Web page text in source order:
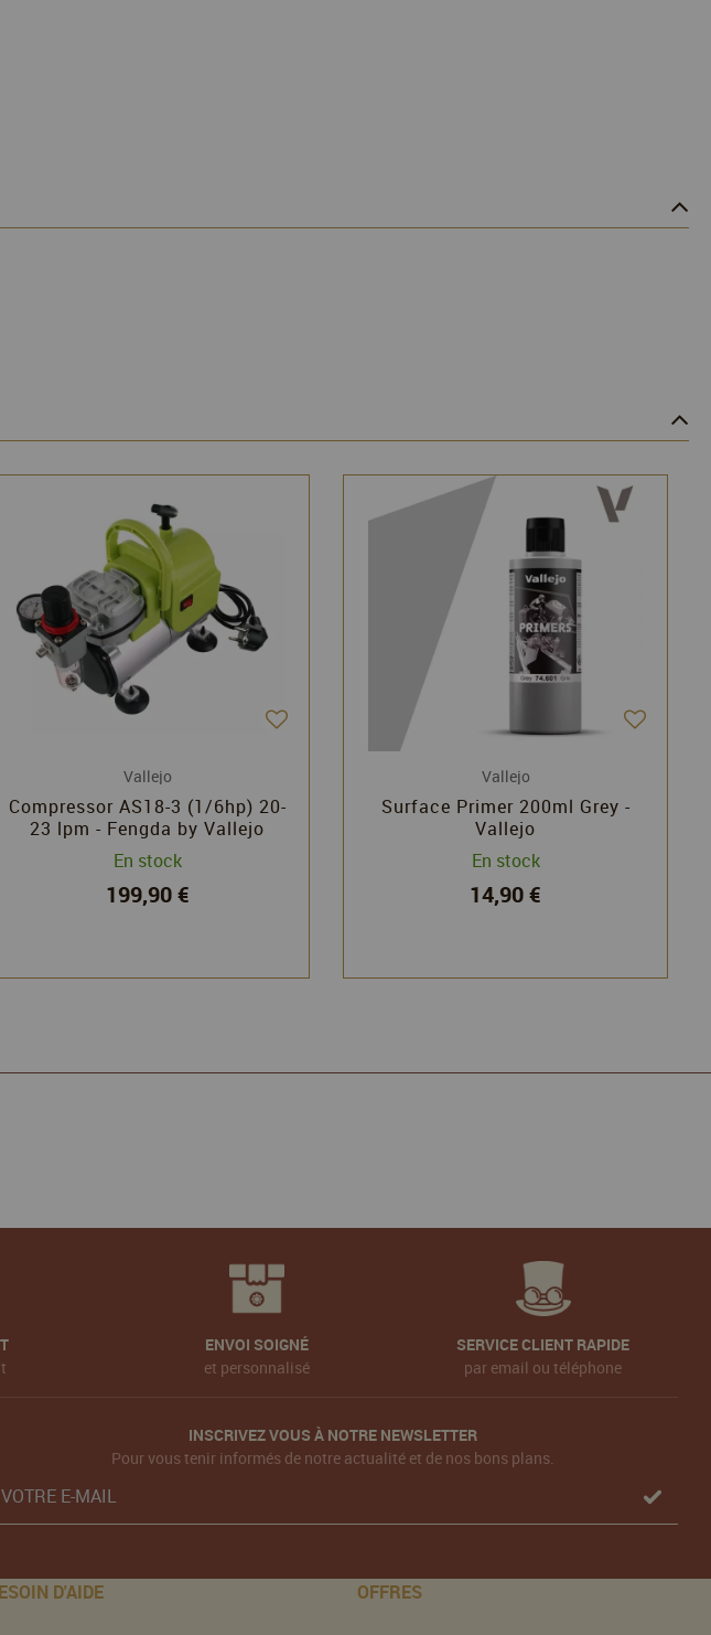
Vallejo
Compressor AS18-3 (1/6hp) 20-
23 lpm - Fengda by Vallejo
En stock
199,90 €
Vallejo
Surface Primer 200ml Grey -
Vallejo
En stock
14,90 €
ENVOI SOIGNÉ
et personnalisé
SERVICE CLIENT RAPIDE
par email ou téléphone
INSCRIVEZ VOUS À NOTRE NEWSLETTER
Pour vous tenir informés de notre actualité et de nos bons plans.
D'AIDE OFFRES